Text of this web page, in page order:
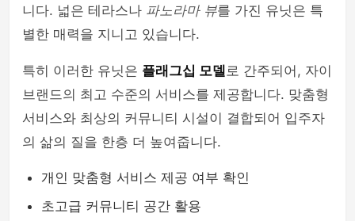
니다. 넓은 테라스나 파노라마 뷰를 가진 유닛은 특
별한 매력을 지니고 있습니다.
특히 이러한 유닛은 플래그십 모델로 간주되어, 자이
브랜드의 최고 수준의 서비스를 제공합니다. 맞춤형
서비스와 최상의 커뮤니티 시설이 결합되어 입주자
의 삶의 질을 한층 더 높여줍니다.
개인 맞춤형 서비스 제공 여부 확인
초고급 커뮤니티 공간 활용